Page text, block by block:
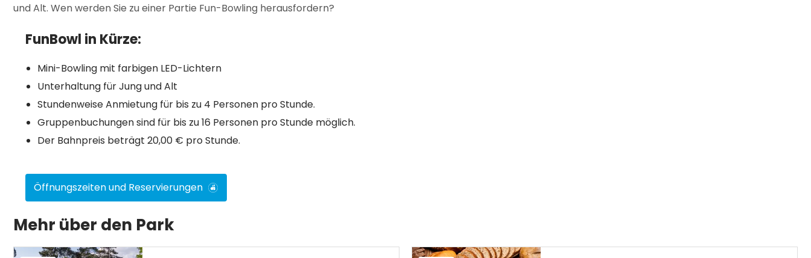
und Alt. Wen werden Sie zu einer Partie Fun-Bowling herausfordern?
FunBowl in Kürze:
Mini-Bowling mit farbigen LED-Lichtern
Unterhaltung für Jung und Alt
Stundenweise Anmietung für bis zu 4 Personen pro Stunde.
Gruppenbuchungen sind für bis zu 16 Personen pro Stunde möglich.
Der Bahnpreis beträgt 20,00 € pro Stunde.
Öffnungszeiten und Reservierungen
Mehr über den Park